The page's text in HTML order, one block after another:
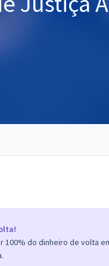
do dinheiro de volta